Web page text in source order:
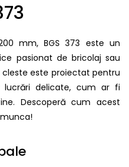
mm, BGS 373 este un
pasionat de bricolaj sau
este proiectat pentru
delicate, cum ar fi
Descoperă cum acest